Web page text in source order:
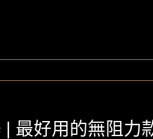
| 最好用的無阻力